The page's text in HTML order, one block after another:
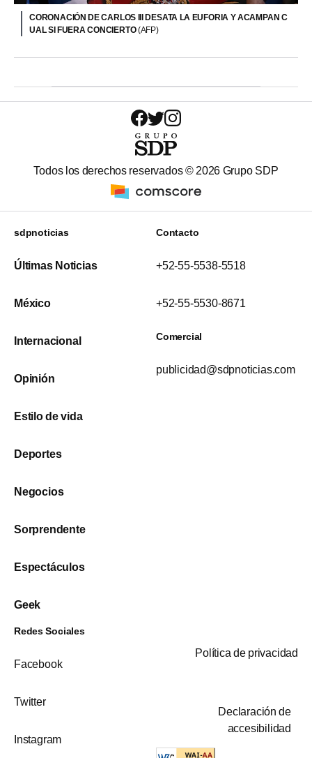
CORONACIÓN DE CARLOS III DESATA LA EUFORIA Y ACAMPAN C
UAL SI FUERA CONCIERTO(AFP)
Todos los derechos reservados © 2026 Grupo SDP
sdpnoticias
Últimas Noticias
México
Internacional
Opinión
Estilo de vida
Deportes
Negocios
Sorprendente
Espectáculos
Geek
Contacto
+52-55-5538-5518
+52-55-5530-8671
Comercial
publicidad@sdpnoticias.com
Redes Sociales
Facebook
Twitter
Instagram
Política de privacidad
Declaración de
accesibilidad